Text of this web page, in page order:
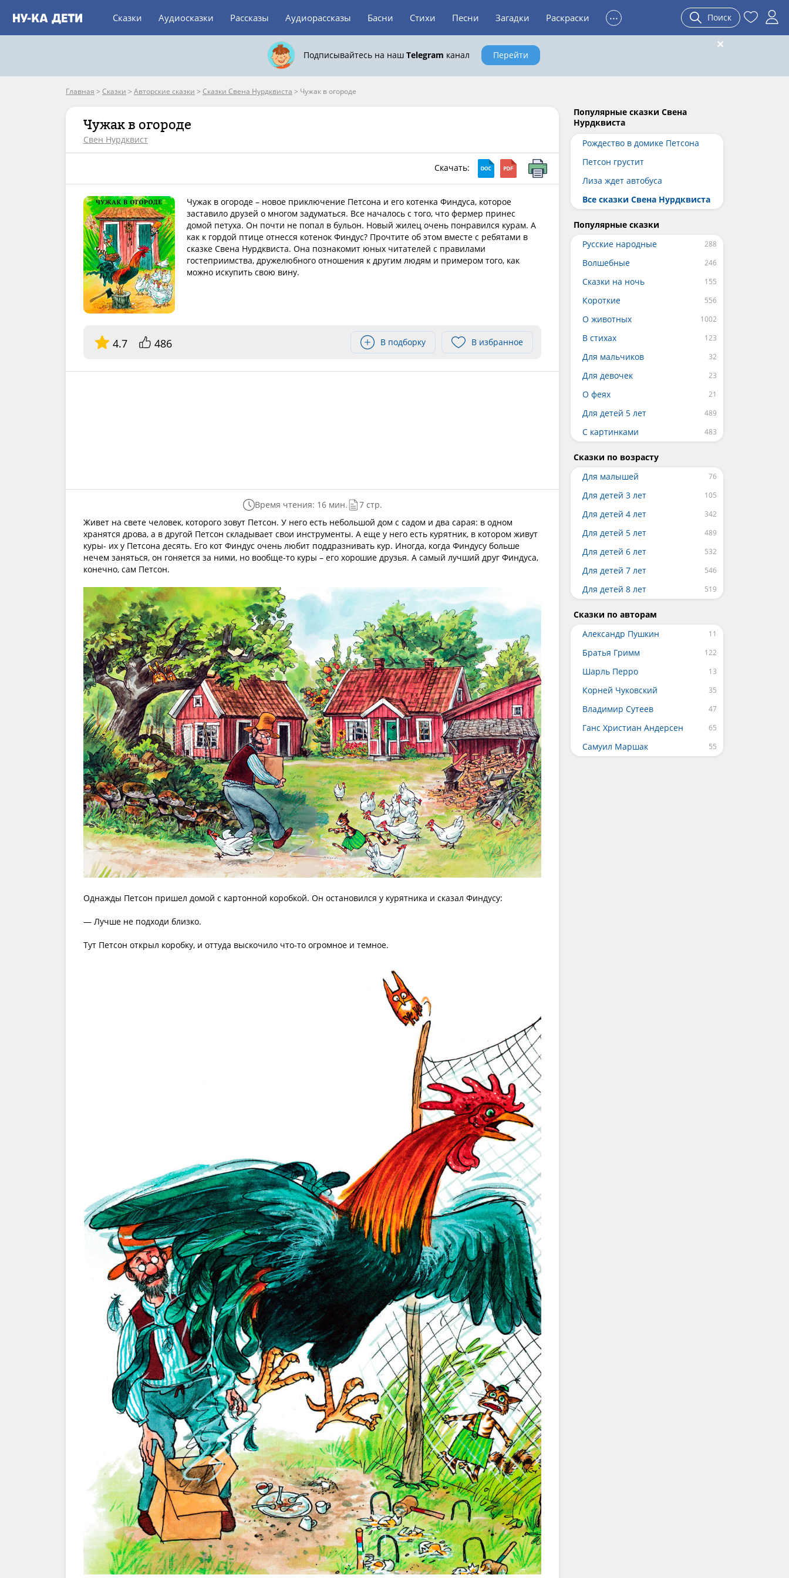
Сказки Аудиосказки Рассказы Аудиорассказы Басни Стихи Песни Загадки Раскраски ... Поиск
Подписывайтесь на наш Telegram канал Перейти
Главная > Сказки > Авторские сказки > Сказки Свена Нурдквиста > Чужак в огороде
Чужак в огороде
Свен Нурдквист
Скачать:
Чужак в огороде – новое приключение Петсона и его котенка Финдуса, которое
заставило друзей о многом задуматься. Все началось с того, что фермер принес
домой петуха. Он почти не попал в бульон. Новый жилец очень понравился курам. А
как к гордой птице отнесся котенок Финдус? Прочтите об этом вместе с ребятами в
сказке Свена Нурдквиста. Она познакомит юных читателей с правилами
гостеприимства, дружелюбного отношения к другим людям и примером того, как
можно искупить свою вину.
4.7 486 В подборку В избранное
Время чтения: 16 мин.
7 стр.
Живет на свете человек, которого зовут Петсон. У него есть небольшой дом с садом и два сарая: в одном
хранятся дрова, а в другой Петсон складывает свои инструменты. А еще у него есть курятник, в котором живут
куры- их у Петсона десять. Его кот Финдус очень любит поддразнивать кур. Иногда, когда Финдусу больше
нечем заняться, он гоняется за ними, но вообще-то куры – его хорошие друзья. А самый лучший друг Финдуса,
конечно, сам Петсон.
Однажды Петсон пришел домой с картонной коробкой. Он остановился у курятника и сказал Финдусу:
— Лучше не подходи близко.
Тут Петсон открыл коробку, и оттуда выскочило что-то огромное и темное.
Популярные сказки Свена
Нурдквиста
Рождество в домике Петсона
Петсон грустит
Лиза ждет автобуса
Все сказки Свена Нурдквиста
Популярные сказки
Русские народные
Волшебные
Сказки на ночь
Короткие
О животных
В стихах
Для мальчиков
Для девочек
О феях
Для детей 5 лет
С картинками
Сказки по возрасту
Для малышей
Для детей 3 лет
Для детей 4 лет
Для детей 5 лет
Для детей 6 лет
Для детей 7 лет
Для детей 8 лет
Сказки по авторам
Александр Пушкин
Братья Гримм
Шарль Перро
Корней Чуковский
Владимир Сутеев
Ганс Христиан Андерсен
Самуил Маршак